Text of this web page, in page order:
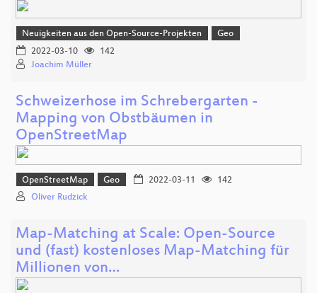
Neuigkeiten aus den Open-Source-Projekten
Geo
2022-03-10
142
Joachim Müller
Schweizerhose im Schrebergarten -
Mapping von Obstbäumen in
OpenStreetMap
OpenStreetMap Geo 2022-03-11
142
Oliver Rudzick
Map-Matching at Scale: Open-Source
und (fast) kostenloses Map-Matching für
Millionen von…